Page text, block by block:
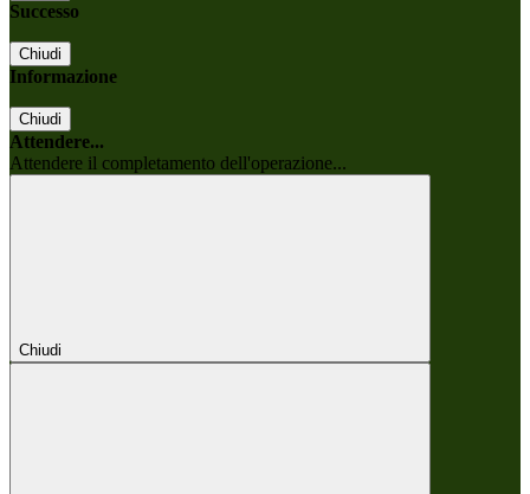
Successo
Chiudi
Informazione
Chiudi
Attendere...
Attendere il completamento dell'operazione...
Chiudi